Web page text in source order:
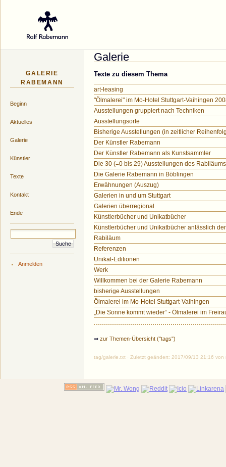
GALERIE
RABEMANN
Beginn
Aktuelles
Galerie
Künstler
Texte
Kontakt
Ende
Anmelden
Galerie
Texte zu diesem Thema
art-leasing
"Ölmalerei" im Mo-Hotel Stuttgart-Vaihingen
Ausstellungen gruppiert nach Techniken
Ausstellungsorte
Bisherige Ausstellungen (in zeitlicher
Der Künstler Rabemann
Der Künstler Rabemann als Kunstsammler
Die 30 (=0 bis 29) Ausstellungen des Rabiläums
Die Galerie Rabemann in Böblingen
Erwähnungen (Auszug)
Galerien in und um Stuttgart
Galerien überregional
Künstlerbücher und Unikatbücher
Künstlerbücher und Unikatbücher anlässlich
Rabiläum
Referenzen
Unikat-Editionen
Werk
Willkommen bei der Galerie Rabemann
bisherige Ausstellungen
Ölmalerei im Mo-Hotel Stuttgart-Vaihingen
„Die Sonne kommt wieder“ - Ölmalerei im
⇒ zur Themen-Übersicht ("tags")
tag/galerie.txt · Zuletzt geändert: 2017/09/13 21:16 von